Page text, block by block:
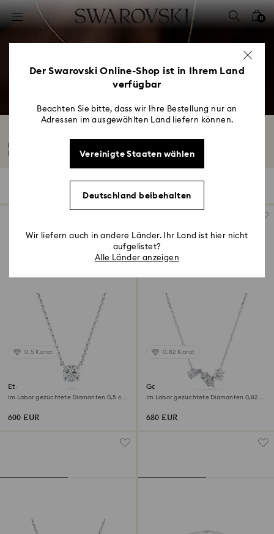
Liste Tastaturkürzel
0 - Header
2 - Footer
4 - Suchergebnisse
0
Mehr lesen
0.5 Karat
Eternity Anhänger
Im Labor gezüchtete Diamanten 0,5 ct
600 EUR
0.82 Karat
Galaxy Anhänger
Im Labor gezüchtete Diamanten 0,82
680 EUR
Der Swarovski Online-Shop ist in Ihrem Land
verfügbar
Beachten Sie bitte, dass wir Ihre Bestellung nur an
Adressen im ausgewählten Land liefern können.
Vereinigte Staaten wählen
Deutschland beibehalten
Wir liefern auch in andere Länder. Ihr Land ist hier nicht
aufgelistet?
Alle Länder anzeigen